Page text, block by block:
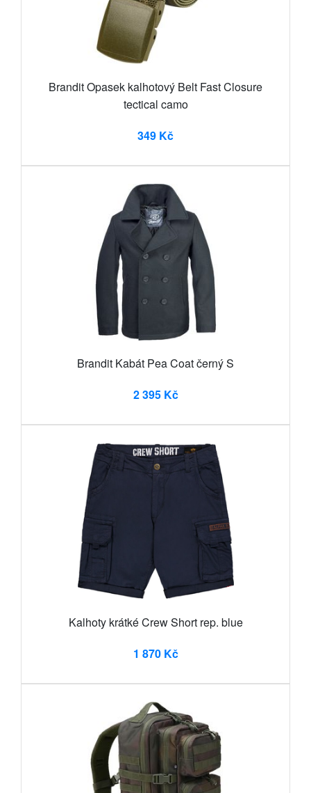
Brandit Opasek kalhotový Belt Fast Closure
tectical camo
349 Kč
Brandit Kabát Pea Coat černý S
2 395 Kč
Kalhoty krátké Crew Short rep. blue
1 870 Kč